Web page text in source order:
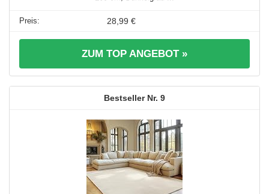
28,99 €
ZUM TOP ANGEBOT »
9